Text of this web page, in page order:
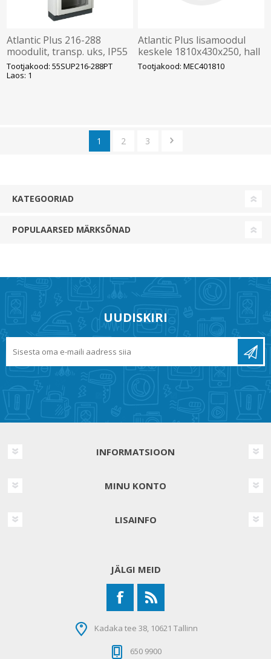
Atlantic Plus 216-288
moodulit, transp. uks, IP55
2110x730x250mm, IDE
Tootjakood: 55SUP216-288PT
Laos: 1
Atlantic Plus lisamoodul
keskele 1810x430x250, hall
Tootjakood: MEC401810
1 2 3
KATEGOORIAD
POPULAARSED MÄRKSÕNAD
UUDISKIRI
INFORMATSIOON
MINU KONTO
LISAINFO
JÄLGI MEID
Kadaka tee 38, 10621 Tallinn
650 9900